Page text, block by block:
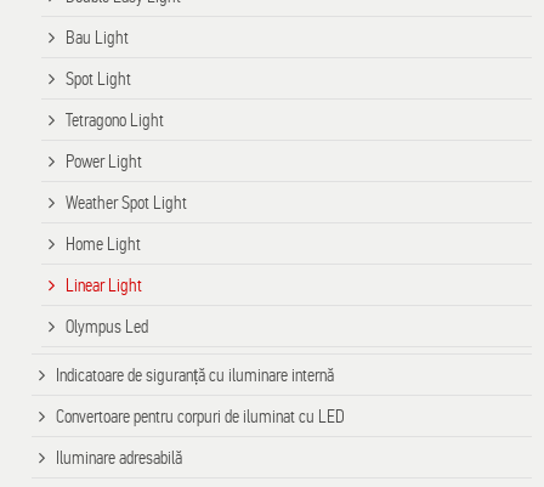
Bau Light
Spot Light
Tetragono Light
Power Light
Weather Spot Light
Home Light
Linear Light
Olympus Led
Indicatoare de siguranță cu iluminare internă
Convertoare pentru corpuri de iluminat cu LED
Iluminare adresabilă